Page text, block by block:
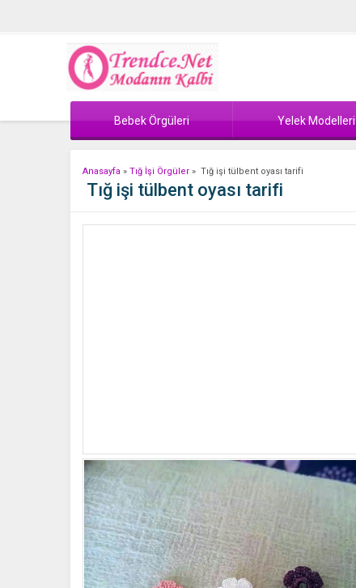
Bebek Örgüleri Yelek Modelleri
Anasayfa » Tığ İşi Örgüler » Tığ işi tülbent oyası tarifi
Tığ işi tülbent oyası tarifi